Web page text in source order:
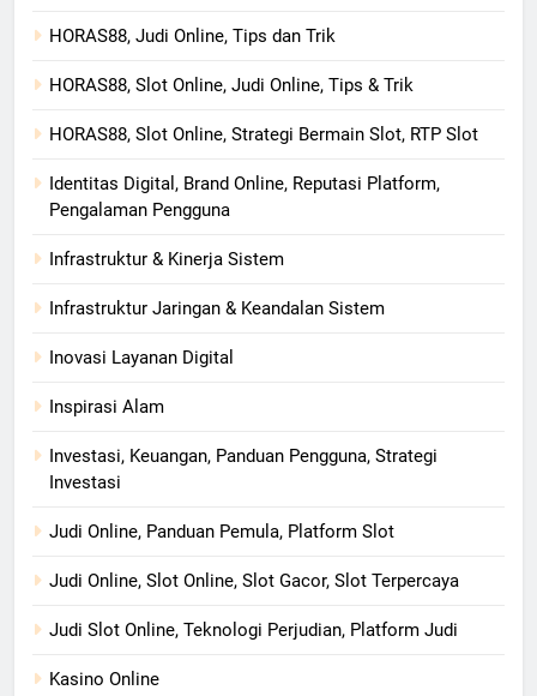
HORAS88, Judi Online, Tips dan Trik
HORAS88, Slot Online, Judi Online, Tips & Trik
HORAS88, Slot Online, Strategi Bermain Slot, RTP Slot
Identitas Digital, Brand Online, Reputasi Platform,
Pengalaman Pengguna
Infrastruktur & Kinerja Sistem
Infrastruktur Jaringan & Keandalan Sistem
Inovasi Layanan Digital
Inspirasi Alam
Investasi, Keuangan, Panduan Pengguna, Strategi
Investasi
Judi Online, Panduan Pemula, Platform Slot
Judi Online, Slot Online, Slot Gacor, Slot Terpercaya
Judi Slot Online, Teknologi Perjudian, Platform Judi
Kasino Online